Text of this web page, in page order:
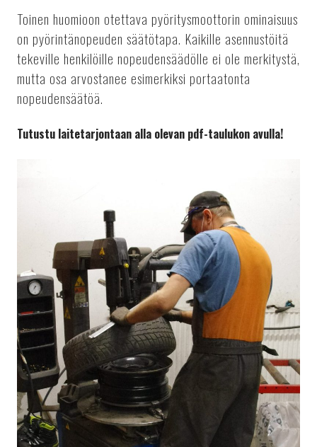
Toinen huomioon otettava pyöritysmoottorin ominaisuus
on pyörintänopeuden säätötapa. Kaikille asennustöitä
tekeville henkilöille nopeudensäädölle ei ole merkitystä,
mutta osa arvostanee esimerkiksi portaatonta
nopeudensäätöä.
Tutustu laitetarjontaan alla olevan pdf-taulukon avulla!